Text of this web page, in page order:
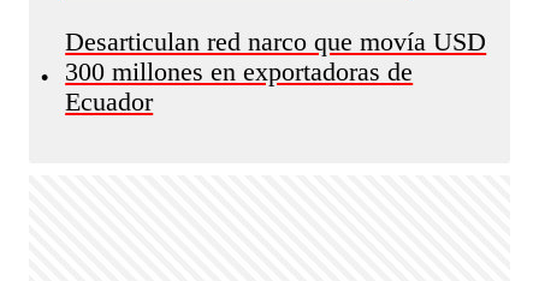
•
Desarticulan red narco que movía USD
300 millones en exportadoras de
Ecuador